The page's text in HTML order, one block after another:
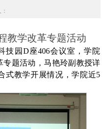
教学改革专题活动
技园 D 座406会议室，学院
题活动，马艳玲副教授详
式教学开展情况，学院近5